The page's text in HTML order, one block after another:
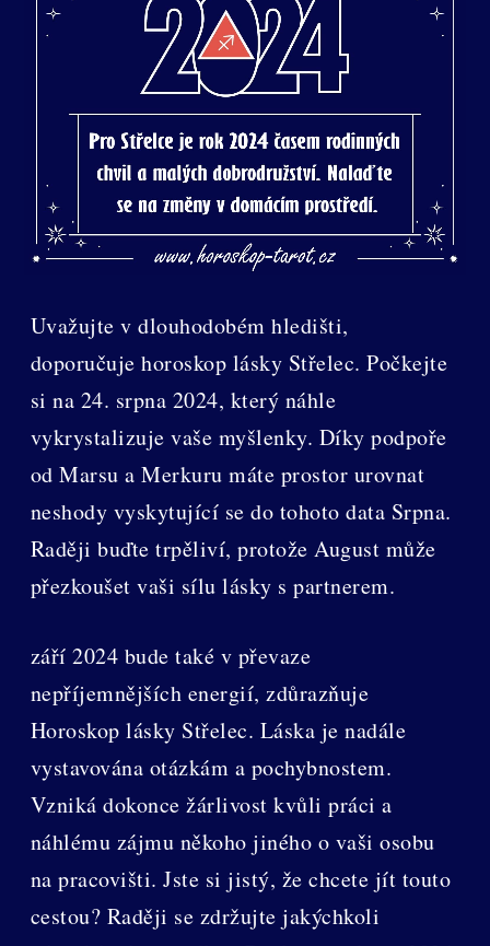
Uvažujte v dlouhodobém hledišti,
doporučuje horoskop lásky Střelec. Počkejte
si na 24. srpna 2024, který náhle
vykrystalizuje vaše myšlenky. Díky podpoře
od Marsu a Merkuru máte prostor urovnat
neshody vyskytující se do tohoto data Srpna.
Raději buďte trpěliví, protože August může
přezkoušet vaši sílu lásky s partnerem.
září 2024 bude také v převaze
nepříjemnějších energií, zdůrazňuje
Horoskop lásky Střelec. Láska je nadále
vystavována otázkám a pochybnostem.
Vzniká dokonce žárlivost kvůli práci a
náhlému zájmu někoho jiného o vaši osobu
na pracovišti. Jste si jistý, že chcete jít touto
cestou? Raději se zdržujte jakýchkoli